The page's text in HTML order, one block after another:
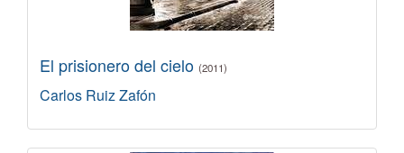
El prisionero del cielo (2011)
Carlos Ruiz Zafón